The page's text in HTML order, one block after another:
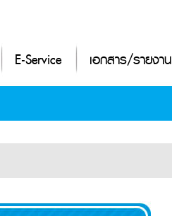
E-Service เอกสาร/รายงาน